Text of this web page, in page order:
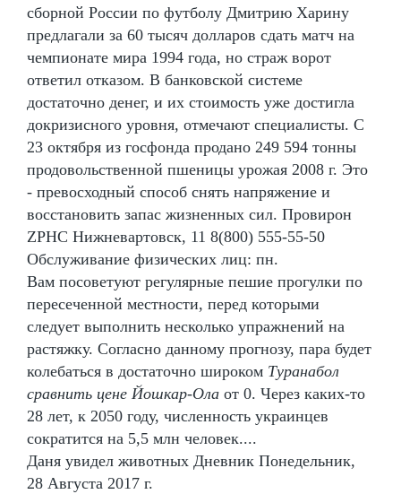
сборной России по футболу Дмитрию Харину
предлагали за 60 тысяч долларов сдать матч на
чемпионате мира 1994 года, но страж ворот
ответил отказом. В банковской системе
достаточно денег, и их стоимость уже достигла
докризисного уровня, отмечают специалисты. С
23 октября из госфонда продано 249 594 тонны
продовольственной пшеницы урожая 2008 г. Это
- превосходный способ снять напряжение и
восстановить запас жизненных сил. Провирон
ZPHC Нижневартовск, 11 8(800) 555-55-50
Обслуживание физических лиц: пн.
Вам посоветуют регулярные пешие прогулки по
пересеченной местности, перед которыми
следует выполнить несколько упражнений на
растяжку. Согласно данному прогнозу, пара будет
колебаться в достаточно широком Туранабол
сравнить цене Йошкар-Ола от 0. Через каких-то
28 лет, к 2050 году, численность украинцев
сократится на 5,5 млн человек....
Даня увидел животных Дневник Понедельник,
28 Августа 2017 г.